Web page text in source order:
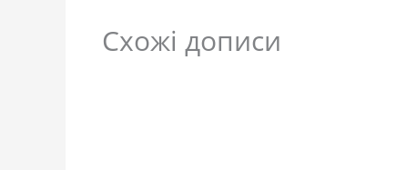
Схожі дописи